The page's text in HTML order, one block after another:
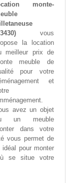
monte-
vous
la location
meilleur prix de
meuble de
pour votre
et
avez un objet
un meuble
dans votre
vous permet de
pour monter
se situe votre